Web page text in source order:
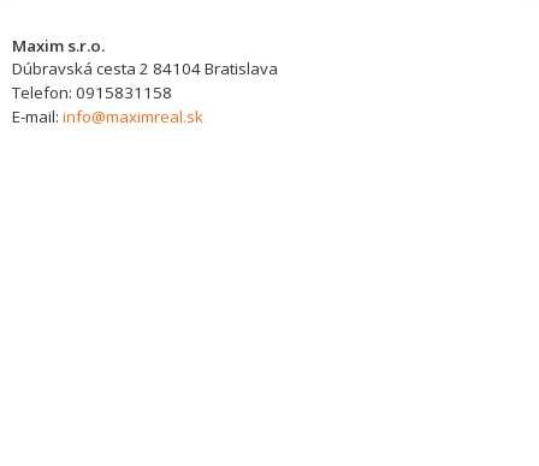
Maxim s.r.o.
Dúbravská cesta 2 84104Bratislava
Telefon: 0915831158
E-mail: info@maximreal.sk